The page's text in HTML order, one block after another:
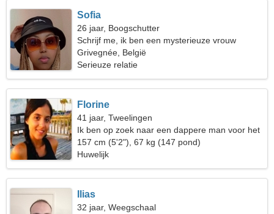
Sofia
26 jaar, Boogschutter
Schrijf me, ik ben een mysterieuze vrouw
Grivegnée, België
Serieuze relatie
Florine
41 jaar, Tweelingen
Ik ben op zoek naar een dappere man voor het
leven
157 cm (5'2"), 67 kg (147 pond)
Huwelijk
Ilias
32 jaar, Weegschaal